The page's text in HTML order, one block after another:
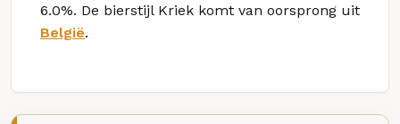
6.0%. De bierstijl Kriek komt van oorsprong uit
België.